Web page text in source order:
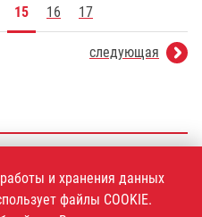
15 16 17
следующая
77-90
и хранения данных
файлы COOKIE.